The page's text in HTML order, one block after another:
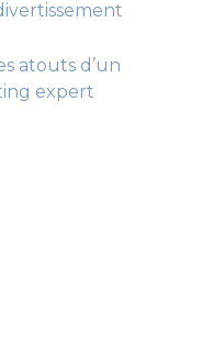
atouts d’un
expert